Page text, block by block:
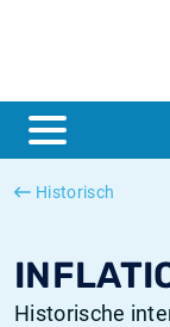
Historisch
Historische
ESTER
SONIA
Was ist die HVPI-
Deutsche inflation
Europäische
Historische
Historische SOFR-
Historische SONIA-